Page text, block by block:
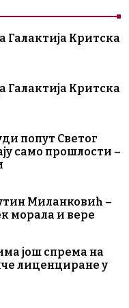
Галактија Критска
Галактија Критска
попут Светог
само прошлости –
Миланковић –
морала и вере
још спрема на
лиценциране у